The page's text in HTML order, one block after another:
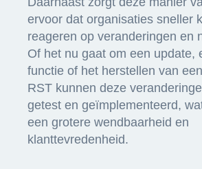
ervoor dat organisaties sneller
reageren op veranderingen en
Of het nu gaat om een update,
functie of het herstellen van
RST kunnen deze
getest en geïmplementeerd,
een grotere wendbaarheid en
klanttevredenheid.